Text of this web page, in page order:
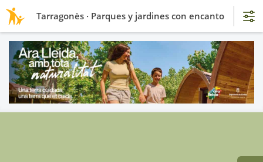
Tarragonès · Parques y jardines con encanto